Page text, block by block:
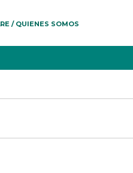
/ QUIENES SOMOS